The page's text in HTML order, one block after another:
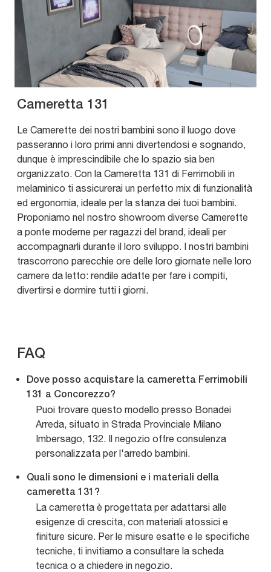
Cameretta 131
Le Camerette dei nostri bambini sono il luogo dove
passeranno i loro primi anni divertendosi e sognando,
dunque è imprescindibile che lo spazio sia ben
organizzato. Con la Cameretta 131 di Ferrimobili in
melaminico ti assicurerai un perfetto mix di funzionalità
ed ergonomia, ideale per la stanza dei tuoi bambini.
Proponiamo nel nostro showroom diverse Camerette
a ponte moderne per ragazzi del brand, ideali per
accompagnarli durante il loro sviluppo. I nostri bambini
trascorrono parecchie ore delle loro giornate nelle loro
camere da letto: rendile adatte per fare i compiti,
divertirsi e dormire tutti i giorni.
FAQ
Dove posso acquistare la cameretta Ferrimobili
131 a Concorezzo?
Puoi trovare questo modello presso Bonadei
Arreda, situato in Strada Provinciale Milano
Imbersago, 132. Il negozio offre consulenza
personalizzata per l'arredo bambini.
Quali sono le dimensioni e i materiali della
cameretta 131?
La cameretta è progettata per adattarsi alle
esigenze di crescita, con materiali atossici e
finiture sicure. Per le misure esatte e le specifiche
tecniche, ti invitiamo a consultare la scheda
tecnica o a chiedere in negozio.